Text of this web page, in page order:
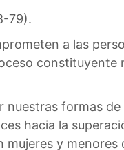
79).
a las
formas
hacia la
y